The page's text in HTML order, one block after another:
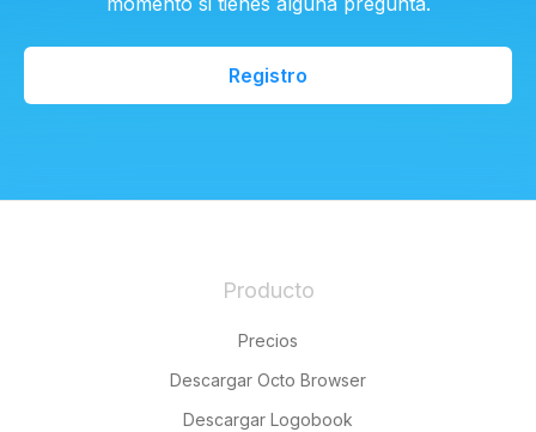
Registro
Producto
Precios
Descargar Octo Browser
Descargar Logobook